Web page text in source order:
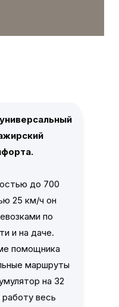
до 700
25 км/ч он
по
и на даче.
помощника
маршруты
на 32
весь